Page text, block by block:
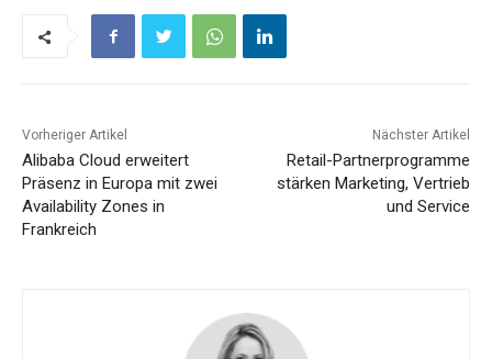
Vorheriger Artikel
Alibaba Cloud erweitert
Präsenz in Europa mit zwei
Availability Zones in
Frankreich
Nächster Artikel
Retail-Partnerprogramme
stärken Marketing, Vertrieb
und Service